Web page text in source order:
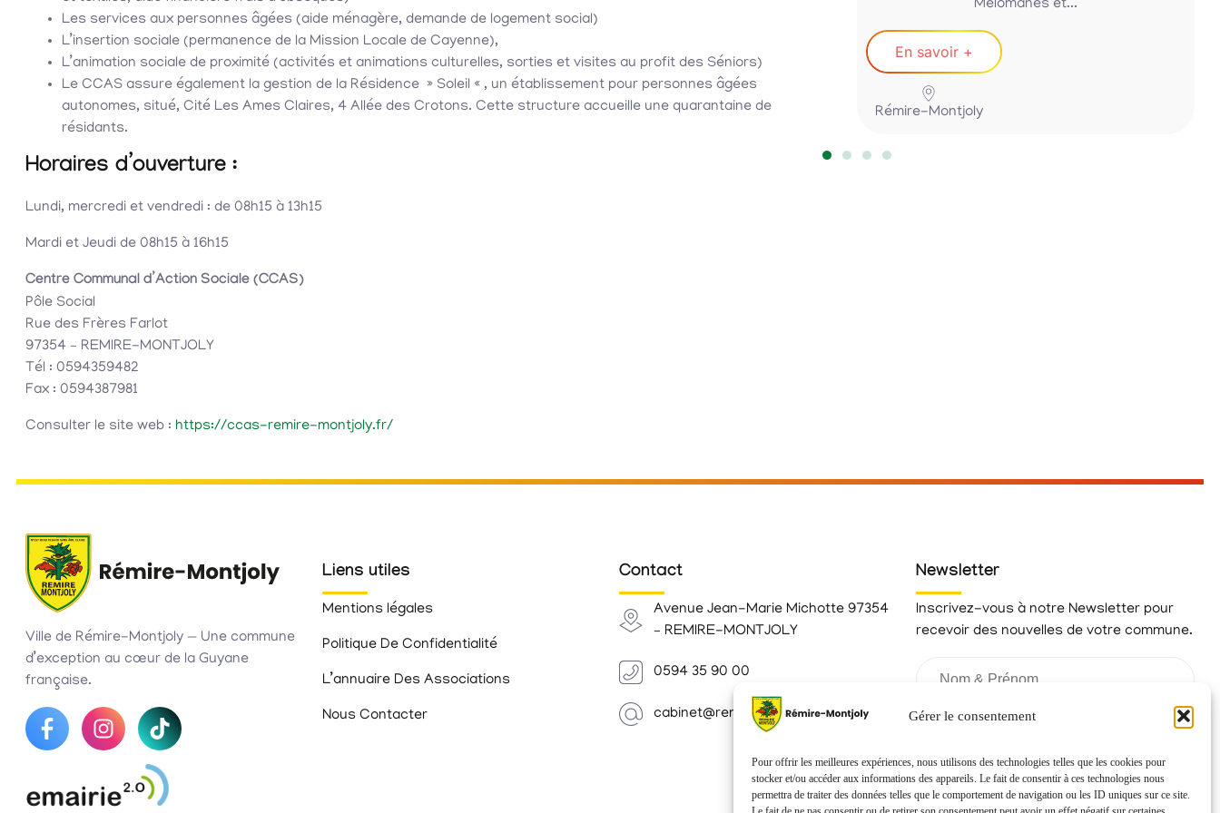
Gérer le consentement
Pour offrir les meilleures expériences, nous utilisons des technologies telles que les cookies pour
stocker et/ou accéder aux informations des appareils. Le fait de consentir à ces technologies nous
permettra de traiter des données telles que le comportement de navigation ou les ID uniques sur ce site.
Les services aux personnes âgées (aide ménagère, demande de logement social)
L’insertion sociale (permanence de la Mission Locale de Cayenne),
L’animation sociale de proximité (activités et animations culturelles, sorties et visites au profit des Séniors)
Le CCAS assure également la gestion de la Résidence » Soleil « , un établissement pour personnes âgées
autonomes, situé, Cité Les Ames Claires, 4 Allée des Crotons. Cette structure accueille une quarantaine de
résidants.
Horaires d’ouverture :
Lundi, mercredi et vendredi : de 08h15 à 13h15
Mardi et Jeudi de 08h15 à 16h15
Centre Communal d’Action Sociale (CCAS)
Pôle Social
Rue des Frères Farlot
97354 – REMIRE-MONTJOLY
Tél : 0594359482
Fax : 0594387981
Consulter le site web : https://ccas-remire-montjoly.fr/
Mélomanes et...
En savoir +
Rémire-Montjoly
Ville de Rémire-Montjoly — Une commune
d’exception au cœur de la Guyane
française.
Liens utiles
Mentions légales
Politique De Confidentialité
L’annuaire Des Associations
Nous Contacter
Contact
Avenue Jean-Marie Michotte 97354
– REMIRE-MONTJOLY
0594 35 90 00
cabinet@remiremontjoly.fr
Newsletter
Inscrivez-vous à notre Newsletter pour
recevoir des nouvelles de votre commune.